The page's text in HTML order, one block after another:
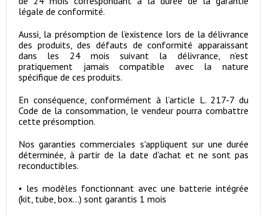
légale de conformité.
Aussi, la présomption de l’existence lors de la délivrance
des produits, des défauts de conformité apparaissant
dans les 24 mois suivant la délivrance, n’est
pratiquement jamais compatible avec la nature
spécifique de ces produits.
En conséquence, conformément à l’article L. 217-7 du
Code de la consommation, le vendeur pourra combattre
cette présomption.
Nos garanties commerciales s'appliquent sur une durée
déterminée, à partir de la date d'achat et ne sont pas
reconductibles.
• les modèles fonctionnant avec une batterie intégrée
(kit, tube, box...) sont garantis 1 mois